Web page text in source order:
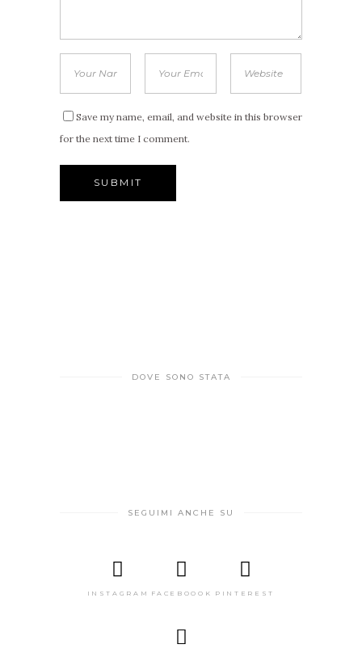
Save my name, email, and website in this browser
for the next time I comment.
DOVE SONO STATA
SEGUIMI ANCHE SU
INSTAGRAM FACEBOOOK PINTEREST